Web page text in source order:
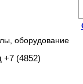
оборудование
+7 (4852)